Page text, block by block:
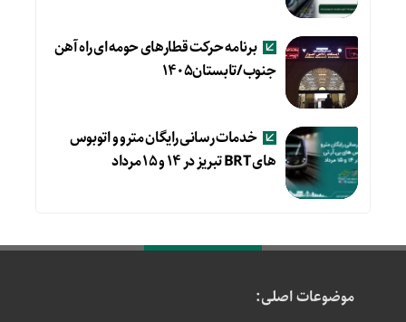
برنامه حرکت قطارهای حومه ای راه آهن
جنوب/تابستان۱۴۰۵
خدمات رسانی رایگان مترو و اتوبوس
های BRT تبریز در ۱۴ و ۱۵ مرداد
موضوعات اصلی: